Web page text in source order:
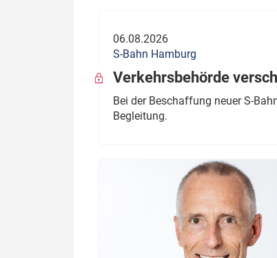
06.08.2026
S-Bahn Hamburg
Verkehrsbehörde
Bei der Beschaffung neuer S-
Begleitung.